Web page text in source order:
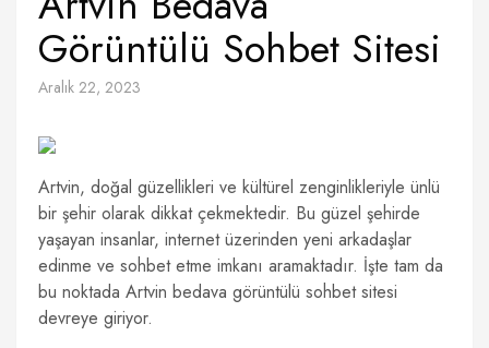
Görüntülü Sohbet Sitesi
Aralık 22, 2023
Artvin, doğal güzellikleri ve kültürel zenginlikleriyle ünlü
bir şehir olarak dikkat çekmektedir. Bu güzel şehirde
yaşayan insanlar, internet üzerinden yeni arkadaşlar
edinme ve sohbet etme imkanı aramaktadır. İşte tam da
bu noktada Artvin bedava görüntülü sohbet sitesi
devreye giriyor.